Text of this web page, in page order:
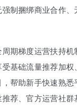
制捆绑商业合作
期梯度运营扶持
基础流量推荐加
帮助新手快速熟
荐、官方运营社